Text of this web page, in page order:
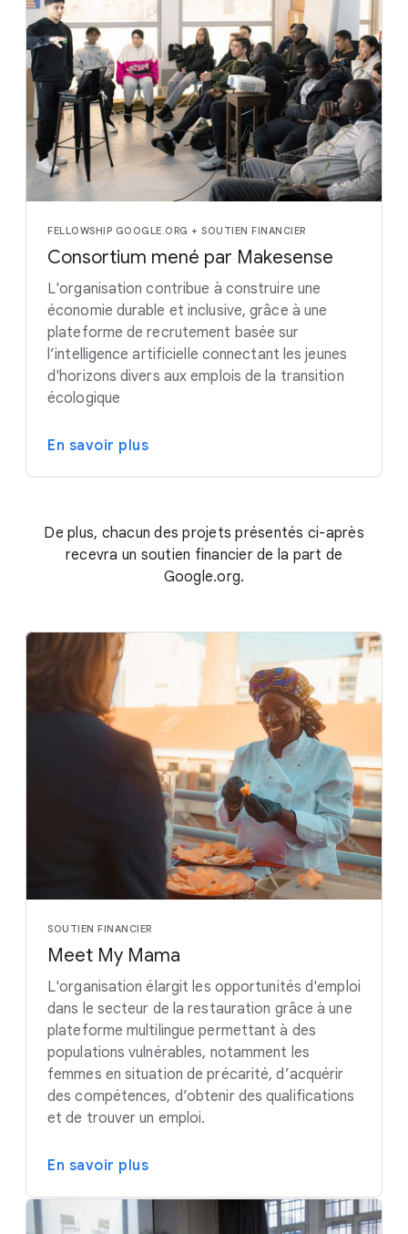
FELLOWSHIP GOOGLE.ORG + SOUTIEN FINANCIER
Consortium mené par Makesense
L'organisation contribue à construire une
économie durable et inclusive, grâce à une
plateforme de recrutement basée sur
l’intelligence artificielle connectant les jeunes
d'horizons divers aux emplois de la transition
écologique
En savoir plus
De plus, chacun des projets présentés ci-après
recevra un soutien financier de la part de
Google.org.
SOUTIEN FINANCIER
Meet My Mama
L'organisation élargit les opportunités d'emploi
dans le secteur de la restauration grâce à une
plateforme multilingue permettant à des
populations vulnérables, notamment les
femmes en situation de précarité, d’acquérir
des compétences, d’obtenir des qualifications
et de trouver un emploi.
En savoir plus